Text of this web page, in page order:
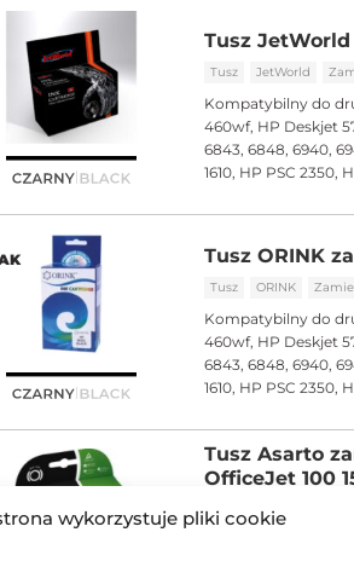
wykorzystuje pliki cookie
Tusz
Tusz JetWorld
Kompatybilny do
460wf, HP Deskjet
6843, 6848, 6940,
1610, HP PSC 2350,
Tusz ORINK
Tusz ORINK
Kompatybilny do
460wf, HP Deskjet
6843, 6848, 6940,
1610, HP PSC 2350,
Tusz Asarto
OfficeJet 100
Tusz Asarto
Kompatybilny do